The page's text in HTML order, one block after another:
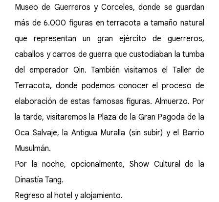
Museo de Guerreros y Corceles, donde se guardan
más de 6.000 figuras en terracota a tamaño natural
que representan un gran ejército de guerreros,
caballos y carros de guerra que custodiaban la tumba
del emperador Qin. También visitamos el Taller de
Terracota, donde podemos conocer el proceso de
elaboración de estas famosas figuras. Almuerzo. Por
la tarde, visitaremos la Plaza de la Gran Pagoda de la
Oca Salvaje, la Antigua Muralla (sin subir) y el Barrio
Musulmán.
Por la noche, opcionalmente, Show Cultural de la
Dinastía Tang.
Regreso al hotel y alojamiento.